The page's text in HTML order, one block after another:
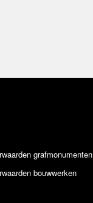
grafmonumenten
bouwwerken